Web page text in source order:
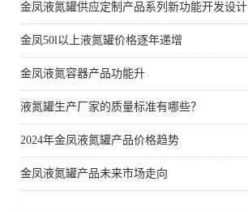
金凤液氮罐供应定制产品系列新功能开发设计
金凤50l以上液氮罐价格逐年递增
金凤液氮容器产品功能升
液氮罐生产厂家的质量标准有哪些？
2024年金凤液氮罐产品价格趋势
金凤液氮罐产品未来市场走向